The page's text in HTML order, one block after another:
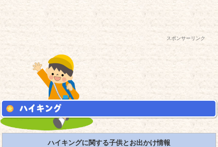
スポンサーリンク
ハイキングに関する子供とお出かけ情報